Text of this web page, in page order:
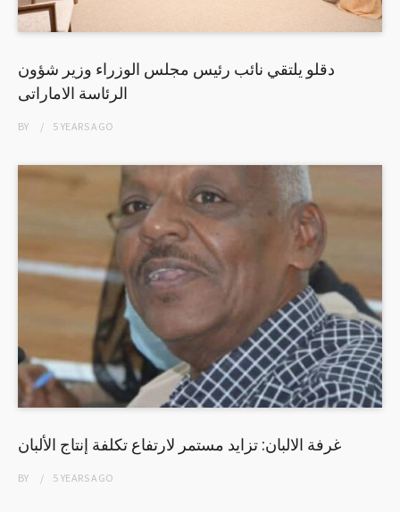
دقلو يلتقي نائب رئيس مجلس الوزراء وزير شؤون
الرئاسة الاماراتى
BY 5 YEARSAGO
غرفة الالبان: تزايد مستمر لارتفاع تكلفة إنتاج الألبان
BY 5 YEARSAGO